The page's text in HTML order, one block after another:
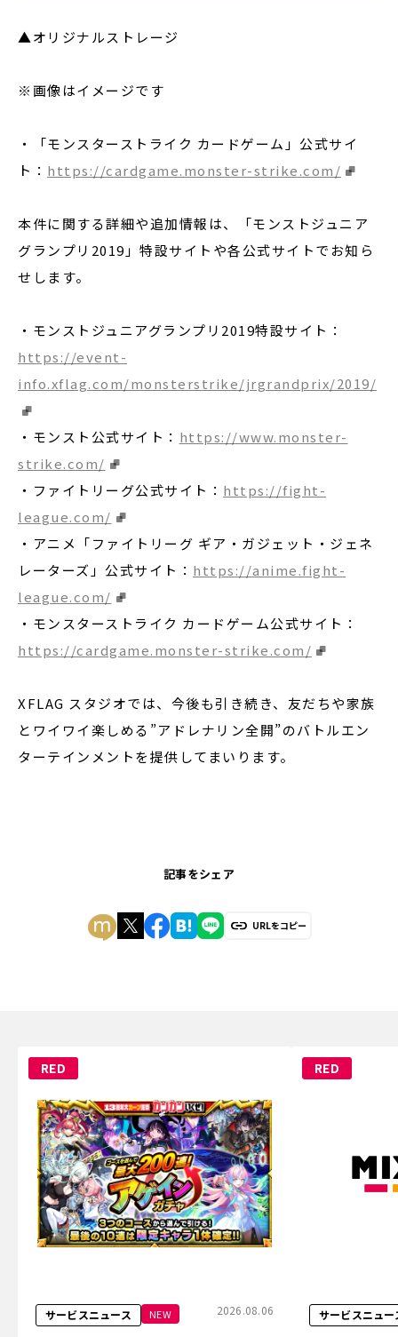
▲オリジナルストレージ
※画像はイメージです
・「モンスターストライク カードゲーム」公式サイ
ト： https://cardgame.monster-strike.com/
本件に関する詳細や追加情報は、「モンストジュニア
グランプリ2019」特設サイトや各公式サイトでお知ら
せします。
・モンストジュニアグランプリ2019特設サイト：
https://event-
info.xflag.com/monsterstrike/jrgrandprix/2019/
・モンスト公式サイト： https://www.monster-
strike.com/
・ファイトリーグ公式サイト： https://fight-
league.com/
・アニメ「ファイトリーグ ギア・ガジェット・ジェネ
レーターズ」公式サイト： https://anime.fight-
league.com/
・モンスターストライク カードゲーム公式サイト：
https://cardgame.monster-strike.com/
XFLAG スタジオでは、今後も引き続き、友だちや家族
とワイワイ楽しめる”アドレナリン全開”のバトルエン
ターテインメントを提供してまいります。
記事をシェア
URLをコピー
RED
サービスニュース NEW 2026.08.06
RED
サービスニュー